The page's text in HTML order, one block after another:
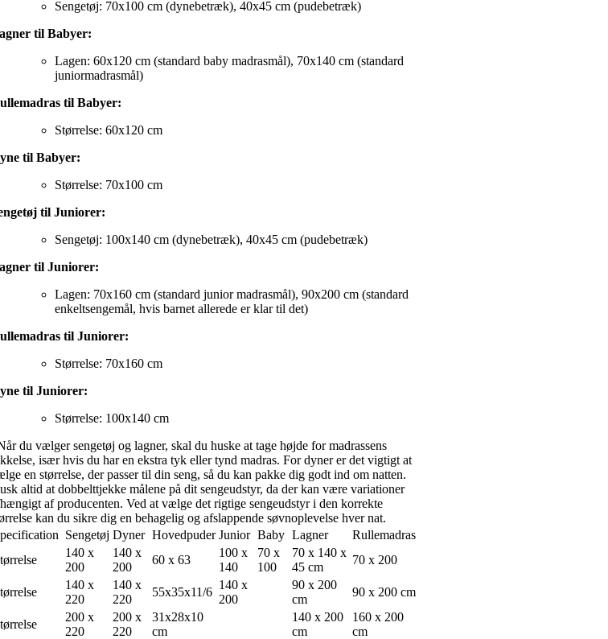
Sengetøj: 70x100 cm (dynebetræk), 40x45 cm (pudebetræk)
til Babyer:
Lagen: 60x120 cm (standard baby madrasmål), 70x140 cm (standard
juniormadrasmål)
til Babyer:
Størrelse: 60x120 cm
til Babyer:
Størrelse: 70x100 cm
til Juniorer:
Sengetøj: 100x140 cm (dynebetræk), 40x45 cm (pudebetræk)
til Juniorer:
Lagen: 70x160 cm (standard junior madrasmål), 90x200 cm (standard
enkeltsengemål, hvis barnet allerede er klar til det)
til Juniorer:
Størrelse: 70x160 cm
til Juniorer:
Størrelse: 100x140 cm
du vælger sengetøj og lagner, skal du huske at tage højde for madrassens
især hvis du har en ekstra tyk eller tynd madras. For dyner er det vigtigt at
en størrelse, der passer til din seng, så du kan pakke dig godt ind om natten.
altid at dobbelttjekke målene på dit sengeudstyr, da der kan være variationer
af producenten. Ved at vælge det rigtige sengeudstyr i den korrekte
kan du sikre dig en behagelig og afslappende søvnoplevelse hver nat.
Sengetøj Dyner Hovedpuder Junior Baby Lagner
Rullemadras
140 x
200
140 x
200
60 x 63
100 x
140
70 x
100
70 x 140 x
45 cm
70 x 200
140 x
220
140 x
220
55x35x11/6
140 x
200
90 x 200
cm
90 x 200 cm
200 x
220
200 x
220
31x28x10
cm
140 x 200
cm
160 x 200
cm